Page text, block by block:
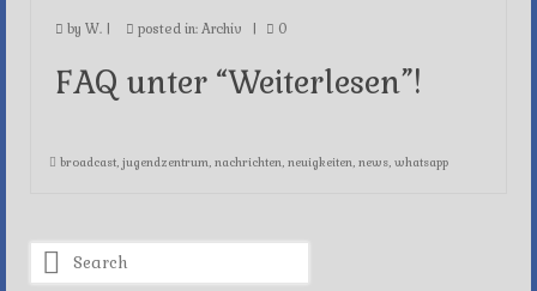
by W. posted in: Archiv 0
FAQ unter “Weiterlesen”!
broadcast, jugendzentrum, nachrichten, neuigkeiten, news, whatsapp
Search